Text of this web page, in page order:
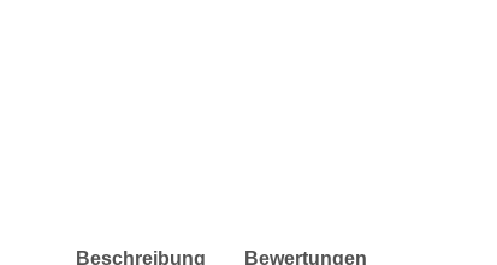
weitere Registerkarten anzeigen
Beschreibung Bewertungen